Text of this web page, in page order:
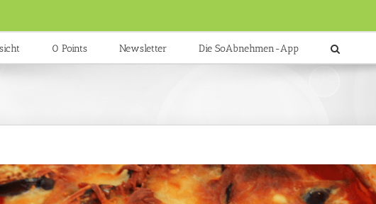
0 Points Newsletter Die SoAbnehmen-App